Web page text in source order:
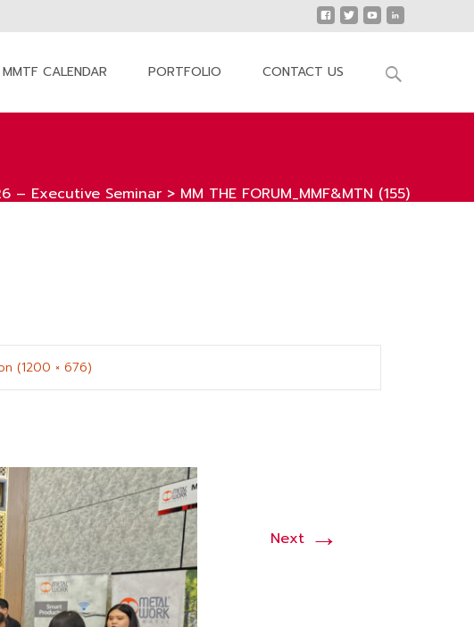
MMTF CALENDAR PORTFOLIO CONTACT US
Search
– Executive Seminar > MM THE FORUM_MMF&MTN (155)
(1200 × 676)
Next →